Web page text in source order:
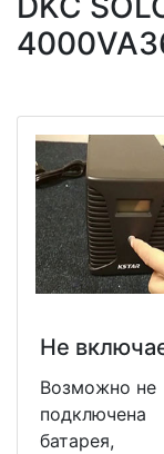
Не
Возможно не
подключена
батарея,